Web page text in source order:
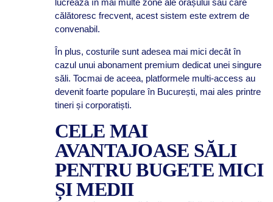
lucrează în mai multe zone ale orașului sau care
călătoresc frecvent, acest sistem este extrem de
convenabil.
În plus, costurile sunt adesea mai mici decât în
cazul unui abonament premium dedicat unei singure
săli. Tocmai de aceea, platformele multi-access au
devenit foarte populare în București, mai ales printre
tineri și corporatiști.
CELE MAI
AVANTAJOASE SĂLI
PENTRU BUGETE MICI
ȘI MEDII